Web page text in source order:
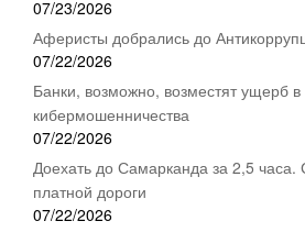
07/23/2026
Аферисты добрались до
07/22/2026
Банки, возможно, возместят ущерб в
кибермошенничества
07/22/2026
Доехать до Самарканда за 2,5 часа.
платной дороги
07/22/2026